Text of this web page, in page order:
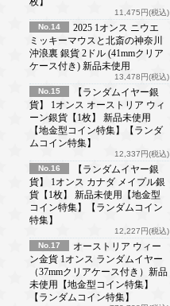
11,475円(税込)
No.14
2025 1オンス ニウエ
ミッキーマウスと北斎の神奈川
沖浪裏 銀貨 2ドル (41mmクリア
ケース付き) 新品未使用
13,478円(税込)
No.15
【ランダムイヤー銀
貨】 1オンス オーストリア ウィ
ーン銀貨【1枚】 新品未使用
【地金型コイン特集】【ランダ
ムコイン特集】
12,337円(税込)
No.16
【ランダムイヤー銀
貨】 1オンス カナダ メイプル銀
貨【1枚】 新品未使用【地金型
コイン特集】【ランダムコイン
特集】
12,227円(税込)
No.17
オーストリア ウィー
ン金貨 1オンス ランダムイヤー
（37mmクリアケース付き）新品
未使用【地金型コイン特集】
【ランダムコイン特集】